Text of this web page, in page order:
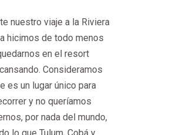
nuestro viaje a la Riviera
hicimos de todo menos
en el resort
Consideramos
es un lugar único para
y no queríamos
por nada del mundo,